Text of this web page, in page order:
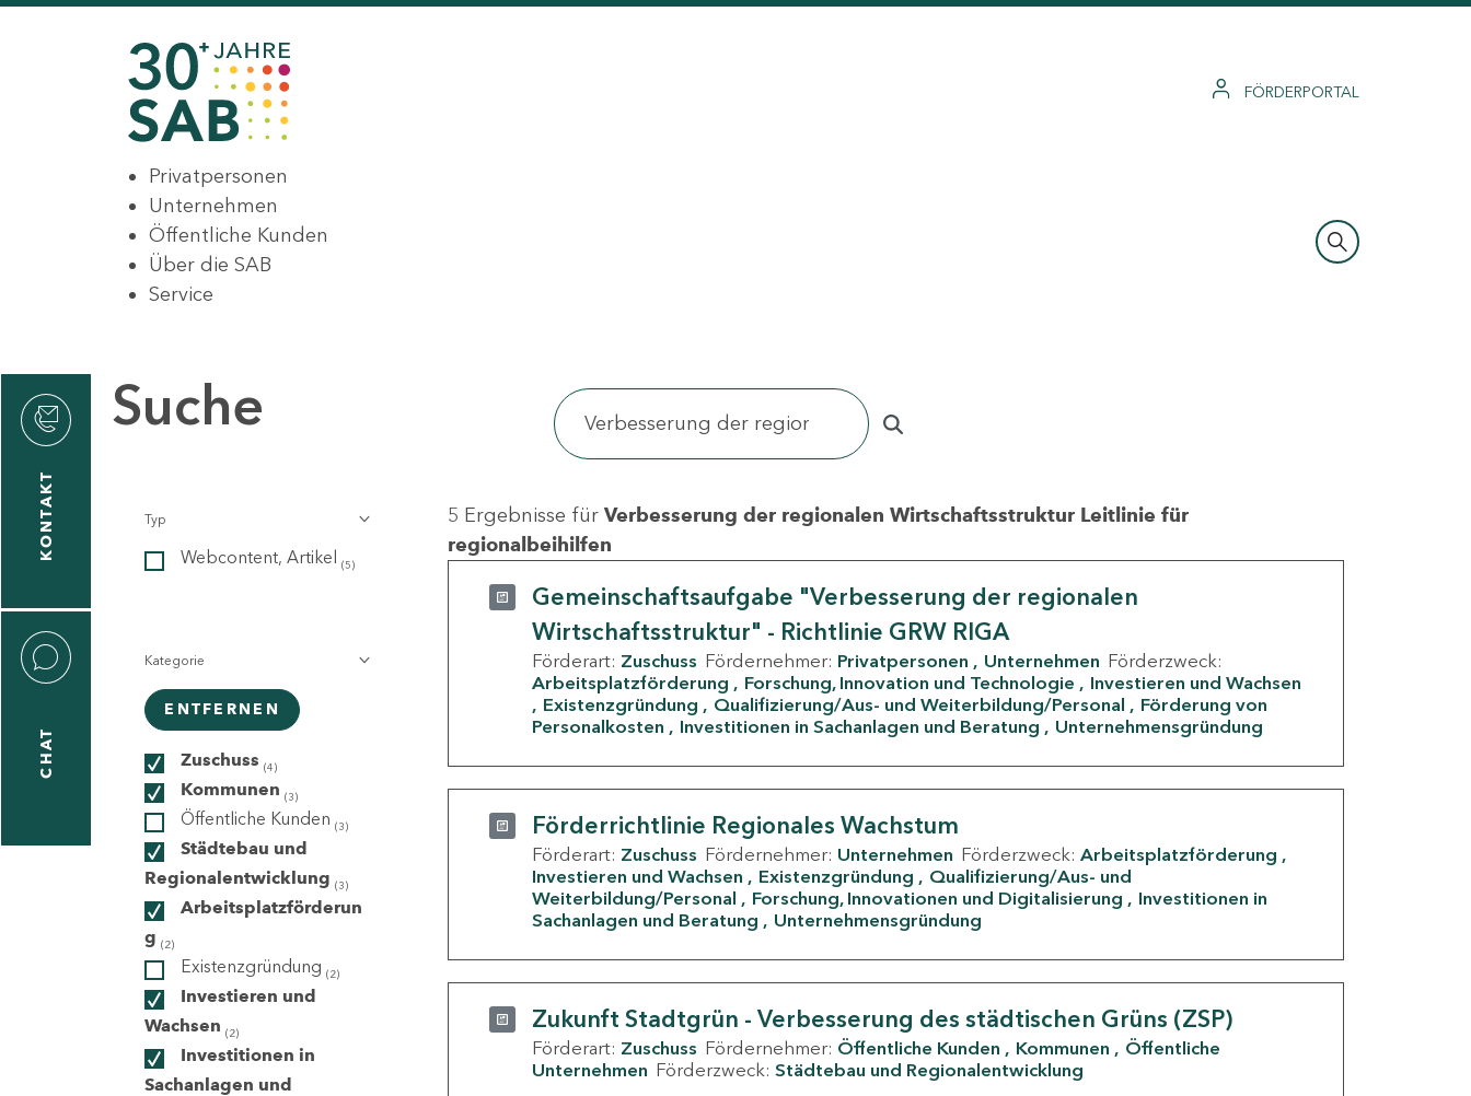
FÖRDERPORTAL
Privatpersonen
Unternehmen
Öffentliche Kunden
Über die SAB
Service
KONTAKT
CHAT
Suche
Typ
Webcontent, Artikel (5)
Kategorie
ENTFERNEN
Zuschuss (4)
Kommunen (3)
Öffentliche Kunden (3)
Städtebau und
Regionalentwicklung (3)
Arbeitsplatzförderun
g (2)
Existenzgründung (2)
Investieren und
Wachsen (2)
Investitionen in
Sachanlagen und
5 Ergebnisse für Verbesserung der regionalen Wirtschaftsstruktur Leitlinie für
regionalbeihilfen
Gemeinschaftsaufgabe "Verbesserung der regionalen
Wirtschaftsstruktur" - Richtlinie GRW RIGA
Förderart: Zuschuss Fördernehmer: Privatpersonen Unternehmen Förderzweck:
Arbeitsplatzförderung
Forschung, Innovation und Technologie
Investieren und Wachsen
Existenzgründung
Qualifizierung/Aus- und Weiterbildung/Personal
Förderung von
Personalkosten
Investitionen in Sachanlagen und Beratung Unternehmensgründung
Förderrichtlinie Regionales Wachstum
Förderart: Zuschuss Fördernehmer: Unternehmen Förderzweck: Arbeitsplatzförderung
Investieren und Wachsen
Existenzgründung
Qualifizierung/Aus- und
Weiterbildung/Personal
Forschung, Innovationen und Digitalisierung
Investitionen in
Sachanlagen und Beratung
Unternehmensgründung
Zukunft Stadtgrün - Verbesserung des städtischen Grüns (ZSP)
Förderart: Zuschuss Fördernehmer: Öffentliche Kunden Kommunen
Öffentliche
Unternehmen Förderzweck: Städtebau und Regionalentwicklung